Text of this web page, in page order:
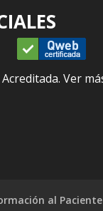
al Paciente